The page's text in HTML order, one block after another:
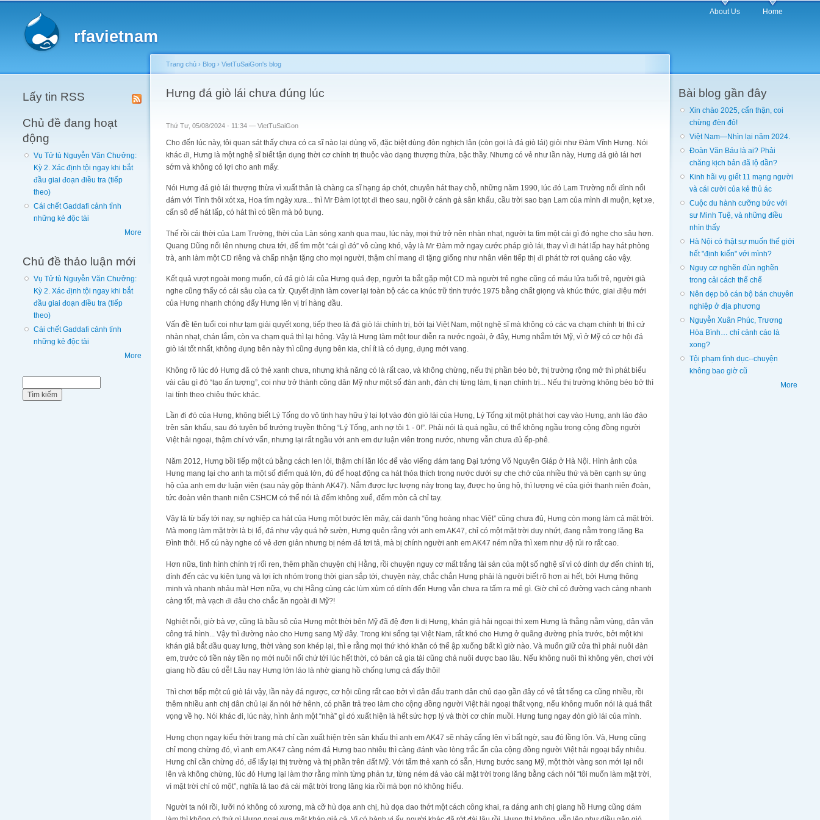
rfavietnam
About Us Home
Lấy tin RSS
Chủ đề đang hoạt
động
Vụ Tử tù Nguyễn Văn Chưởng:
Kỳ 2. Xác định tội ngay khi bắt
đầu giai đoạn điều tra (tiếp
theo)
Cái chết Gaddafi cảnh tỉnh
những kẻ độc tài
More
Chủ đề thảo luận mới
Vụ Tử tù Nguyễn Văn Chưởng:
Kỳ 2. Xác định tội ngay khi bắt
đầu giai đoạn điều tra (tiếp
theo)
Cái chết Gaddafi cảnh tỉnh
những kẻ độc tài
More
You are here
Trang chủ › Blog › VietTuSaiGon's blog
Hưng đá giò lái chưa đúng lúc
Thứ Tư, 05/08/2024 - 11:34 — VietTuSaiGon
Cho đến lúc này, tôi quan sát thấy chưa có ca sĩ nào lại dùng võ, đặc biệt dùng đòn nghịch lân (còn gọi là đá giò lái) giỏi như Đàm Vĩnh Hưng. Nói
khác đi, Hưng là một nghệ sĩ biết tận dụng thời cơ chính trị thuộc vào dạng thượng thừa, bậc thầy. Nhưng có vẻ như lần này, Hưng đá giò lái hơi
sớm và không có lợi cho anh mấy.
Nói Hưng đá giò lái thượng thừa vì xuất thân là chàng ca sĩ hạng áp chót, chuyên hát thay chỗ, những năm 1990, lúc đó Lam Trường nổi đình nổi
đám với Tình thôi xót xa, Hoa tím ngày xưa... thì Mr Đàm lọt tọt đi theo sau, ngồi ở cánh gà sân khấu, cầu trời sao bạn Lam của mình đi muộn, kẹt xe,
cấn sô để hát lấp, có hát thì có tiền mà bỏ bụng.
Thế rồi cái thời của Lam Trường, thời của Làn sóng xanh qua mau, lúc này, mọi thứ trở nên nhàn nhạt, người ta tìm một cái gì đó nghe cho sâu hơn.
Quang Dũng nổi lên nhưng chưa tới, để tìm một “cái gì đó” vô cùng khó, vậy là Mr Đàm mở ngay cước pháp giò lái, thay vì đi hát lấp hay hát phòng
trà, anh làm một CD riêng và chấp nhận tặng cho mọi người, thậm chí mang đi tặng giống như nhân viên tiếp thị đi phát tờ rơi quảng cáo vậy.
Kết quả vượt ngoài mong muốn, cú đá giò lái của Hưng quá đẹp, người ta bắt gặp một CD mà người trẻ nghe cũng có máu lửa tuổi trẻ, người già
nghe cũng thấy có cái sâu của ca từ. Quyết định làm cover lại toàn bộ các ca khúc trữ tình trước 1975 bằng chất giọng và khúc thức, giai điệu mới
của Hưng nhanh chóng đẩy Hưng lên vị trí hàng đầu.
Vấn đề tên tuổi coi như tạm giải quyết xong, tiếp theo là đá giò lái chính trị, bởi tại Việt Nam, một nghệ sĩ mà không có các va chạm chính trị thì cứ
nhàn nhạt, chán lắm, còn va chạm quá thì lại hỏng. Vậy là Hưng làm một tour diễn ra nước ngoài, ở đây, Hưng nhắm tới Mỹ, vì ở Mỹ có cơ hội đá
giò lái tốt nhất, không đụng bên này thì cũng đụng bên kia, chí ít là có đụng, đụng mới vang.
Không rõ lúc đó Hưng đã có thẻ xanh chưa, nhưng khả năng có là rất cao, và không chừng, nếu thị phần béo bở, thị trường rộng mở thì phát biểu
vài câu gì đó “tạo ấn tượng”, coi như trở thành công dân Mỹ như một số đàn anh, đàn chị từng làm, tị nạn chính trị... Nếu thị trường không béo bở thì
lại tính theo chiêu thức khác.
Lần đi đó của Hưng, không biết Lý Tống do vô tình hay hữu ý lại lọt vào đòn giò lái của Hưng, Lý Tống xịt một phát hơi cay vào Hưng, anh lảo đảo
trên sân khấu, sau đó tuyên bố trướng truyền thông “Lý Tống, anh nợ tôi 1 - 0!”. Phải nói là quá ngầu, có thể không ngầu trong cộng đồng người
Việt hải ngoại, thậm chí vớ vẩn, nhưng lại rất ngầu với anh em dư luận viên trong nước, nhưng vẫn chưa đủ ếp-phê.
Năm 2012, Hưng bồi tiếp một cú bằng cách len lỏi, thậm chí lăn lóc để vào viếng đám tang Đại tướng Võ Nguyên Giáp ở Hà Nội. Hình ảnh của
Hưng mang lại cho anh ta một số điểm quá lớn, đủ để hoạt động ca hát thỏa thích trong nước dưới sự che chở của nhiều thứ và bên cạnh sự ủng
hộ của anh em dư luận viên (sau này gộp thành AK47). Nắm được lực lượng này trong tay, được họ ủng hộ, thì lượng vé của giới thanh niên đoàn,
tức đoàn viên thanh niên CSHCM có thể nói là đếm không xuể, đếm mòn cả chỉ tay.
Vậy là từ bấy tới nay, sự nghiệp ca hát của Hưng một bước lên mây, cái danh “ông hoàng nhạc Việt” cũng chưa đủ, Hưng còn mong làm cả mặt trời.
Mà mong làm mặt trời là bị lố, đá như vậy quá hở sườn, Hưng quên rằng với anh em AK47, chỉ có một mặt trời duy nhứt, đang nằm trong lăng Ba
Đình thôi. Hố cú này nghe có vẻ đơn giản nhưng bị ném đá tơi tả, mà bị chính người anh em AK47 ném nữa thì xem như độ rủi ro rất cao.
Hơn nữa, tình hình chính trị rối ren, thêm phần chuyện chị Hằng, rồi chuyện nguy cơ mất trắng tài sản của một số nghệ sĩ vì có dính dự đến chính trị,
dính đến các vụ kiện tụng và lợi ích nhóm trong thời gian sắp tới, chuyện này, chắc chắn Hưng phải là người biết rõ hơn ai hết, bởi Hưng thông
minh và nhanh nhảu mà! Hơn nữa, vụ chị Hằng cùng các lùm xùm có dính đến Hưng vẫn chưa ra tấm ra mẻ gì. Giờ chỉ có đường vạch càng nhanh
càng tốt, mà vạch đi đâu cho chắc ăn ngoài đi Mỹ?!
Nghiệt nỗi, giờ bà vợ, cũng là bầu sô của Hưng một thời bên Mỹ đã đệ đơn li dị Hưng, khán giả hải ngoại thì xem Hưng là thằng nằm vùng, dân văn
công trá hình... Vậy thì đường nào cho Hưng sang Mỹ đây. Trong khi sống tại Việt Nam, rất khó cho Hưng ở quãng đường phía trước, bởi một khi
khán giả bắt đầu quay lưng, thời vàng son khép lại, thì e rằng mọi thứ khó khăn có thể ập xuống bất kì giờ nào. Và muốn giữ cửa thì phải nuôi đàn
em, trước có tiền này tiền nọ mới nuôi nổi chứ tới lúc hết thời, có bán cả gia tài cũng chả nuôi được bao lâu. Nếu không nuôi thì không yên, chơi với
giang hồ đâu có dễ! Lâu nay Hưng lớn láo là nhờ giang hồ chống lưng cả đấy thôi!
Thì chơi tiếp một cú giò lái vậy, lần này đá ngược, cơ hội cũng rất cao bởi vì dân đấu tranh dân chủ dạo gần đây có vẻ tắt tiếng ca cũng nhiều, rồi
thêm nhiều anh chị dân chủ lại ăn nói hớ hênh, có phần trả treo làm cho cộng đồng người Việt hải ngoại thất vọng, nếu không muốn nói là quá thất
vọng về họ. Nói khác đi, lúc này, hình ảnh một “nhà” gì đó xuất hiện là hết sức hợp lý và thời cơ chín muồi. Hưng tung ngay đòn giò lái của mình.
Hưng chọn ngay kiểu thời trang mà chỉ cần xuất hiện trên sân khấu thì anh em AK47 sẽ nhảy cẩng lên vì bất ngờ, sau đó lồng lộn. Và, Hưng cũng
chỉ mong chừng đó, vì anh em AK47 càng ném đá Hưng bao nhiêu thì càng đánh vào lòng trắc ẩn của cộng đồng người Việt hải ngoại bấy nhiêu.
Hưng chỉ cần chừng đó, để lấy lại thị trường và thị phần trên đất Mỹ. Với tấm thẻ xanh có sẵn, Hưng bước sang Mỹ, một thời vàng son mới lại nổi
lên và không chừng, lúc đó Hưng lại làm thơ rằng mình từng phản tư, từng ném đá vào cái mặt trời trong lăng bằng cách nói “tôi muốn làm mặt trời,
vì mặt trời chỉ có một”, nghĩa là tao đá cái mặt trời trong lăng kia rồi mà bọn nó không hiểu.
Người ta nói rồi, lưỡi nó không có xương, mà cỡ hù dọa anh chị, hù dọa dao thớt một cách công khai, ra dáng anh chị giang hồ Hưng cũng dám
Bài blog gần đây
Xin chào 2025, cẩn thận, coi
chừng đèn đỏ!
Việt Nam—Nhìn lại năm 2024.
Đoàn Văn Báu là ai? Phải
chăng kịch bản đã lộ dần?
Kinh hãi vụ giết 11 mạng người
và cái cười của kẻ thủ ác
Cuộc du hành cưỡng bức với
sư Minh Tuệ, và những điều
nhìn thấy
Hà Nội có thật sự muốn thế giới
hết "định kiến" với mình?
Nguy cơ nghẽn đùn nghẽn
trong cải cách thể chế
Nên dẹp bỏ cán bộ bán chuyên
nghiệp ở địa phương
Nguyễn Xuân Phúc, Trương
Hòa Bình… chỉ cảnh cáo là
xong?
Tội phạm tình dục--chuyện
không bao giờ cũ
More